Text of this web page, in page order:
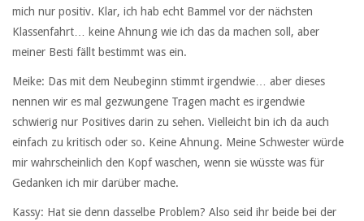
mich nur positiv. Klar, ich hab echt Bammel vor der nächsten
Klassenfahrt… keine Ahnung wie ich das da machen soll, aber
meiner Besti fällt bestimmt was ein.
Meike: Das mit dem Neubeginn stimmt irgendwie… aber dieses
nennen wir es mal gezwungene Tragen macht es irgendwie
schwierig nur Positives darin zu sehen. Vielleicht bin ich da auch
einfach zu kritisch oder so. Keine Ahnung. Meine Schwester würde
mir wahrscheinlich den Kopf waschen, wenn sie wüsste was für
Gedanken ich mir darüber mache.
Kassy: Hat sie denn dasselbe Problem? Also seid ihr beide bei der